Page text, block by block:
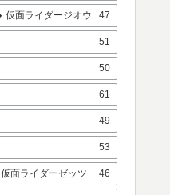
仮面ライダージオウ 47
51
50
61
49
53
仮面ライダーゼッツ 46